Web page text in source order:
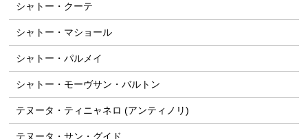
シャトー・クーテ
シャトー・マショール
シャトー・パルメイ
シャトー・モーヴサン・バルトン
テヌータ・ティニャネロ (アンティノリ)
テヌータ・サン・グイド